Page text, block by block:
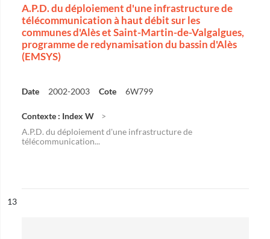
A.P.D. du déploiement d'une infrastructure de
télécommunication à haut débit sur les
communes d'Alès et Saint-Martin-de-Valgalgues,
programme de redynamisation du bassin d'Alès
(EMSYS)
Date 2002-2003 Cote 6W799
Contexte : Index W
A.P.D. du déploiement d'une infrastructure de
télécommunication...
n°
13